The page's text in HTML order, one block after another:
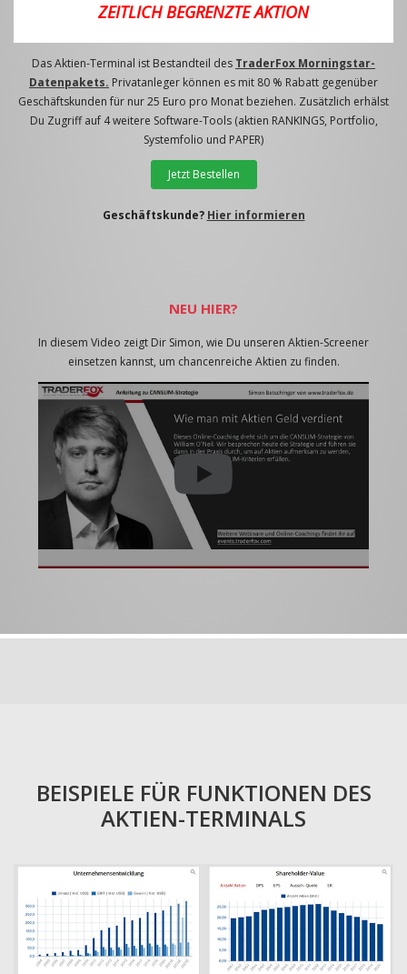
ZEITLICH BEGRENZTE AKTION
Das Aktien-Terminal ist Bestandteil des TraderFox Morningstar-
Datenpakets. Privatanleger können es mit 80 % Rabatt gegenüber
Geschäftskunden für nur 25 Euro pro Monat beziehen. Zusätzlich erhälst
Du Zugriff auf 4 weitere Software-Tools (aktien RANKINGS, Portfolio,
Systemfolio und PAPER)
Jetzt Bestellen
Geschäftskunde? Hier informieren
NEU HIER?
In diesem Video zeigt Dir Simon, wie Du unseren Aktien-Screener
einsetzen kannst, um chancenreiche Aktien zu finden.
BEISPIELE FÜR FUNKTIONEN DES
AKTIEN-TERMINALS